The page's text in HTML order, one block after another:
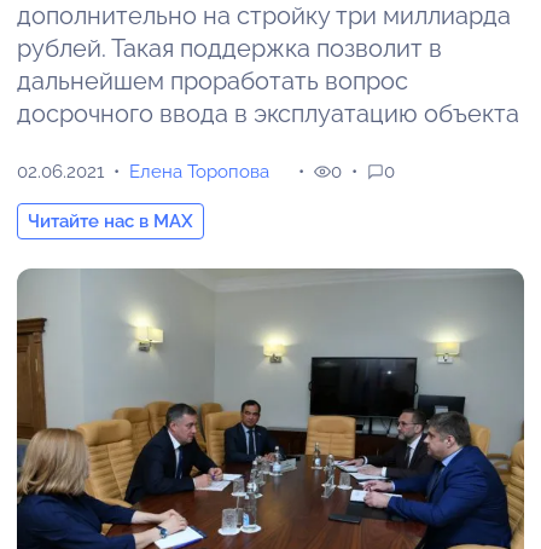
дополнительно на стройку три миллиарда
рублей. Такая поддержка позволит в
дальнейшем проработать вопрос
досрочного ввода в эксплуатацию объекта
02.06.2021 Елена Торопова
Читайте нас в MAX
0 0